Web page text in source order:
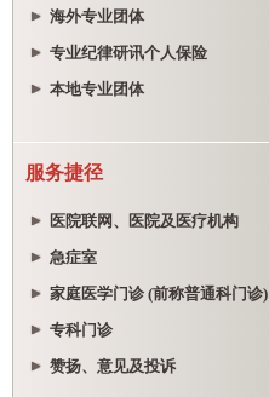
海外专业团体
专业纪律研讯个人保险
本地专业团体
服务捷径
医院联网、医院及医疗机构
急症室
家庭医学门诊 (前称普通科门诊)
专科门诊
赞扬、意见及投诉